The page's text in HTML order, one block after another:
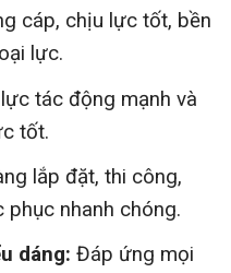
cáp, chịu lực tốt, bền
lực.
tác động mạnh và
tốt.
lắp đặt, thi công,
phục nhanh chóng.
dáng: Đáp ứng mọi